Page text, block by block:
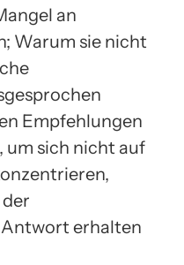
an
Warum sie nicht
Empfehlungen
um sich nicht auf
erhalten